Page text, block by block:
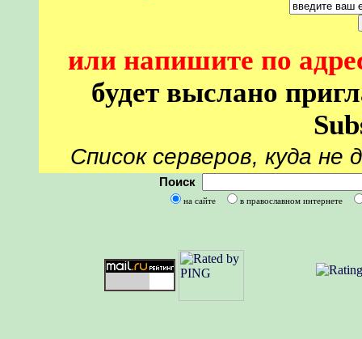
или напишите по
будет выслано
Список серверов, куда
Поиск
на сайте в православном интернете